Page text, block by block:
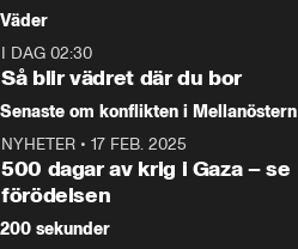
tonårsutvisningarna och hur
Moderaterna ska locka
väljare till valet i höst.
Väder
I DAG 02:30
Så blir vädret där du bor
Senaste om konflikten i Mellanöstern
NYHETER • 17 FEB. 2025
500 dagar av krig i Gaza – se
förödelsen
200 sekunder